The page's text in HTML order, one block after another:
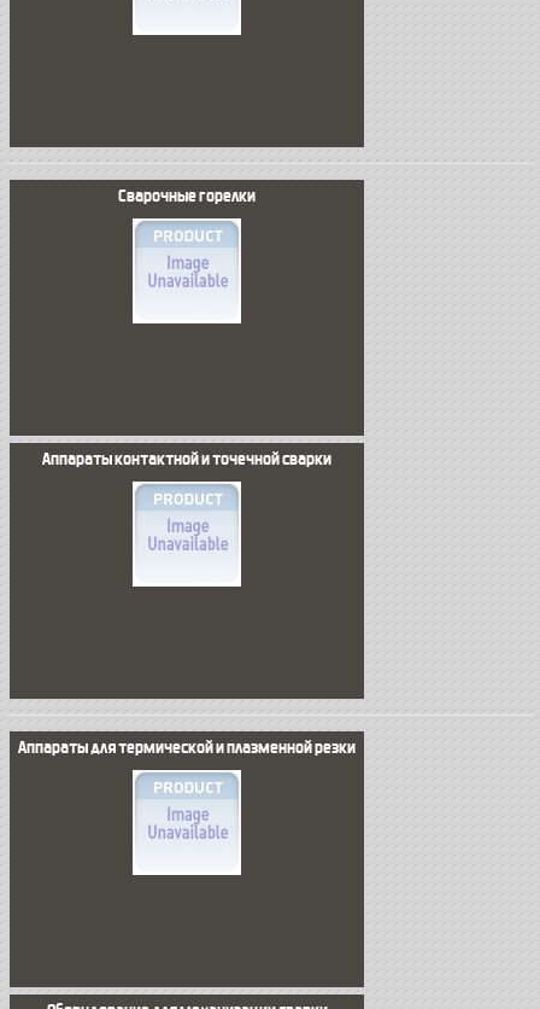
Сварочные горелки
Аппараты контактной и точечной сварки
Аппараты для термической и плазменной резки